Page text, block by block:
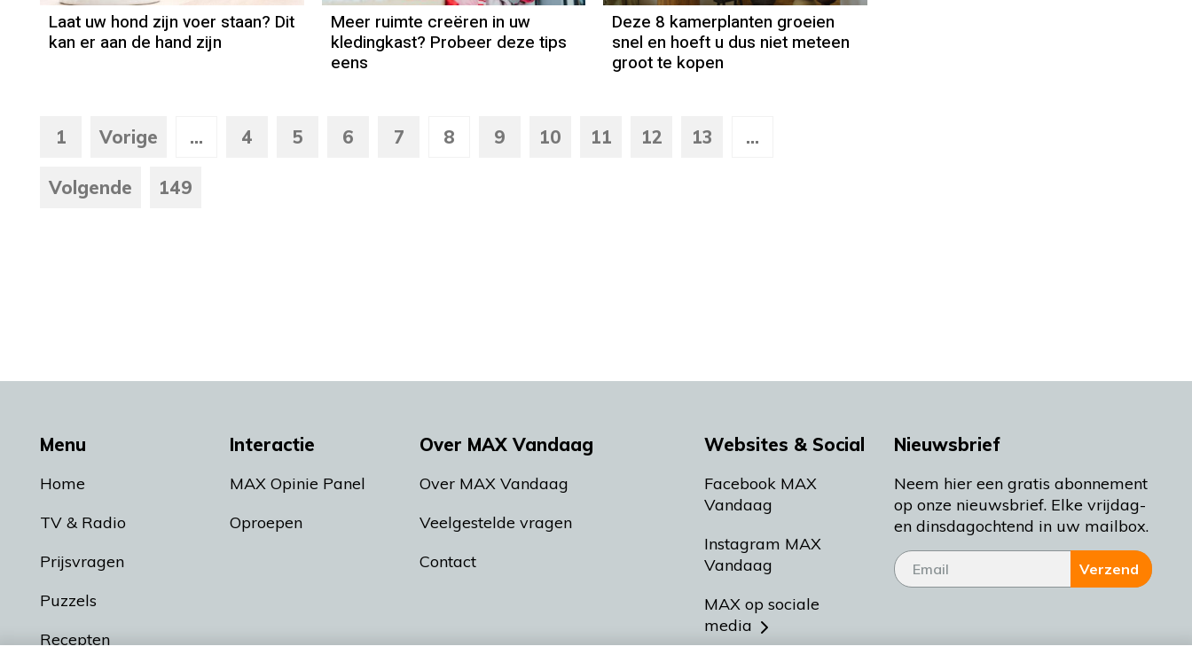
Laat uw hond zijn voer staan? Dit
kan er aan de hand zijn
Meer ruimte creëren in uw
kledingkast? Probeer deze tips
eens
Deze 8 kamerplanten groeien
snel en hoeft u dus niet meteen
groot te kopen
1 Vorige ... 4 5 6 7 8 9 10 11 12 13 ...
Volgende 149
Menu
Home
TV & Radio
Prijsvragen
Puzzels
Recepten
Interactie
MAX Opinie Panel
Oproepen
Over MAX Vandaag
Over MAX Vandaag
Veelgestelde vragen
Contact
Websites & Social
Facebook MAX
Vandaag
Instagram MAX
Vandaag
MAX op sociale
media
Nieuwsbrief
Neem hier een gratis abonnement
op onze nieuwsbrief. Elke vrijdag-
en dinsdagochtend in uw mailbox.
Verzend